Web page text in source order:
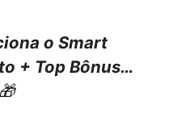
o Smart
+ Top Bônus…
🎁